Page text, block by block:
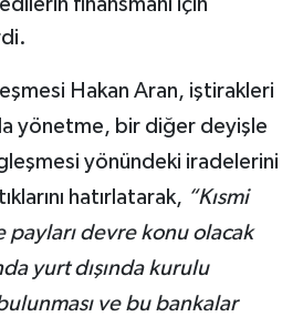
finansmanı için
Hakan Aran, iştirakleri
yönetme, bir diğer deyişle
yönündeki iradelerini
hatırlatarak, “Kısmi
devre konu olacak
yurt dışında kurulu
ve bu bankalar